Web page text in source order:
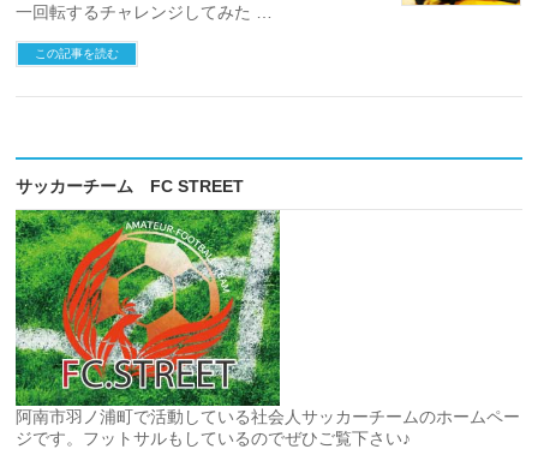
一回転するチャレンジしてみた …
この記事を読む
サッカーチーム FC STREET
阿南市羽ノ浦町で活動している社会人サッカーチームのホームペー
ジです。フットサルもしているのでぜひご覧下さい♪